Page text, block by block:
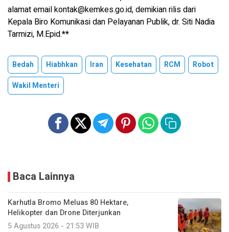
alamat emailkontak@kemkes.go.id, demikian rilis dari
Kepala Biro Komunikasi dan Pelayanan Publik, dr. Siti Nadia
Tarmizi, M.Epid.**
Bedah Hiabhkan Iran Kesehatan RCM
Robot
Wakil Menteri
Baca Lainnya
Karhutla Bromo Meluas 80 Hektare,
Helikopter dan Drone Diterjunkan
5 Agustus 2026 - 21:53 WIB